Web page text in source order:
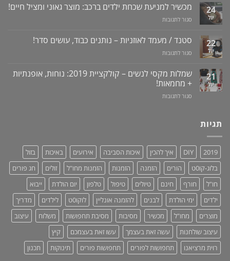
עששת,
ונסיגת
לדעת!
טבעי
/
זיקפה
תערובת
צמחים
באתר
וידאו
24
יול
מכשיר למניעת שכחת ילדים ברכב: מוצר גאוני ומציל חיים!
סגור לתגובות
שכחת
ילדים
מוצר
גאוני
ומציל
חיים!
22
יול
סטנד / מעמד לאוזניות – נותנים כבוד, עושים סדר!
סגור לתגובות
מעמד
לאוזניות
21
יול
שמלות מקסי לנשים – קולקציית 2019: נוחות, אופנתיות
+ מחמאות!
סגור לתגובות
2019:
נוחות,
אופנתיות
+
מחמאות!
תגיות
2019
DIY איך להכין איכות הסביבה אירועים באיכות
בזול
בלוג-קו0ט
הורים הזמנה הזמנות הזמנות מחו"ל זולים
חג פורים
חו"ל
חורף חינם טיולים טיפול טלפון יום הולדת
ייבוא
ילדים
ימי הולדת לבנים להזמנה אונליין לוקו0ט לילדים
מדריך
מוצרים
מחו"ל מכשיר מסיבות מסיבת תחפושות משלוח
עיצוב
עיצוב שולחנות
עשה זאת בעצמך עשו זאת בעצמכם
קיץ
רוית מרציאנו
תחפושות לפורים תחפושות פורים תינוקות תכנון